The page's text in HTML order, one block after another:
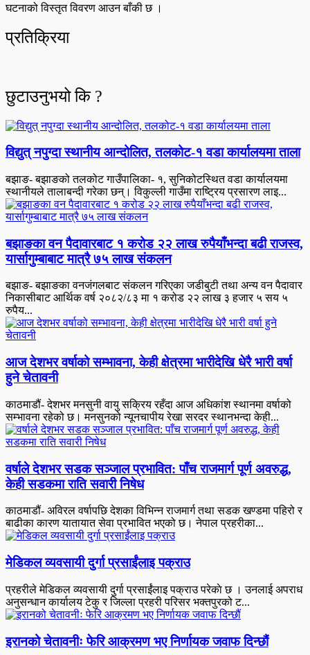
घटनाको विस्तृत विवरण आउन बाँकी छ ।
प्रतिक्रिया
छुटाउनुभयो कि ?
विद्युत् नपुग्दा स्थानीय आन्दोलित, तलकोट-१ वडा कार्यालयमा ताला
बझाङ- बझाङको तलकोट गाउँपालिका- १, सुनिकोटस्थित वडा कार्यालयमा
स्थानीयले तालाबन्दी गरेका छन्। विकुल्ली गाउँमा राष्ट्रिय प्रसारण लाइ...
बझाङका वन पैदावारबाट १ करोड २२ लाख रुपैयाँभन्दा बढी राजस्व,
यार्सागुम्बाबाट मात्रै ७५ लाख संकलन
बझाङ- बझाङका वनजंगलबाट संकलन गरिएका जडीबुटी तथा अन्य वन पैदावार
निकासीबाट आर्थिक वर्ष २०८२/८३ मा १ करोड २२ लाख ३ हजार ५ सय ५
रुपैय...
आज देशभर वर्षाको सम्भावना, केही क्षेत्रमा भारीदेखि धेरै भारी वर्षा
हुने चेतावनी
काठमाडौं- देशभर मनसुनी वायु सक्रिय रहँदा आज अधिकांश स्थानमा वर्षाको
सम्भावना रहेको छ। मनसुनको न्यूनचापीय रेखा सरदर स्थानभन्दा केही...
वर्षाले देशभर सडक सञ्जाल प्रभावित: पाँच राजमार्ग पूर्ण अवरुद्ध,
केही सडकमा राति सवारी निषेध
काठमाडौं- अविरल वर्षापछि देशका विभिन्न राजमार्ग तथा सडक खण्डमा पहिरो र
बाढीका कारण यातायात सेवा प्रभावित भएको छ। नेपाल प्रहरीका...
मेडिकल व्यवसायी दुर्गा प्रसाईंलाइ पक्राउ
प्रहरीले मेडिकल व्यवसायी दुर्गा प्रसाईंलाइ पक्राउ परेकाे छ । उनलाई अपराध
अनुसन्धान कार्यालय टेकु र जिल्ला प्रहरी परिसर भक्तपुरको ट...
इरानको चेतावनीः फेरि आक्रमण भए निर्णायक जवाफ दिन्छौं